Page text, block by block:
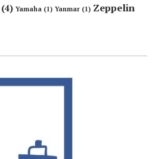
Yamaha (1) Yanmar (1) Zeppelin